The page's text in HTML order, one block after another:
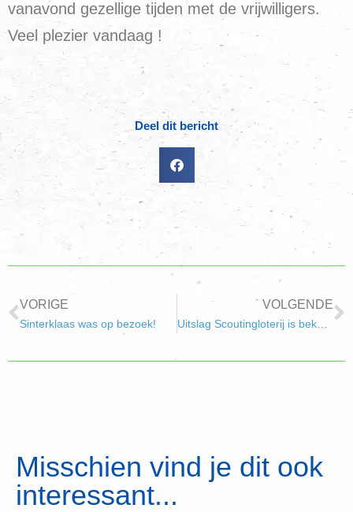
vanavond gezellige tijden met de vrijwilligers.
Veel plezier vandaag !
Deel dit bericht
VORIGE
Sinterklaas was op bezoek!
VOLGENDE
Uitslag Scoutingloterij is bekend!
Misschien vind je dit ook
interessant...